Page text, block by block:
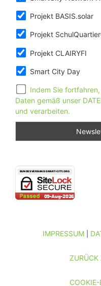
Projekt BASIS.solar
Projekt
Projekt CLAIRYFI
Smart City Day
Indem Sie
Daten gemäß unser
und verarbeiten.
IMPRESSUM|
ZURÜCK